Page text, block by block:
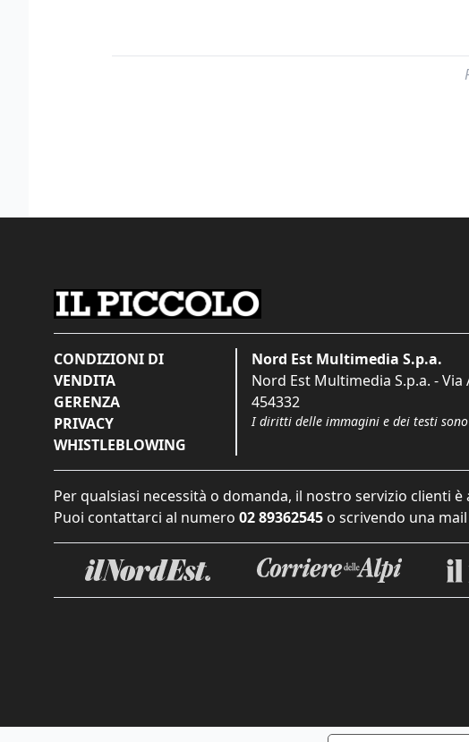
CONDIZIONI DI
VENDITA
GERENZA
PRIVACY
WHISTLEBLOWING
Nord Est Multimedia S.p.a.
Nord Est Multimedia S.p.a. - Via
454332
I diritti delle immagini e dei testi
Per qualsiasi necessità o domanda, il nostro servizio clienti
Puoi contattarci al numero 02 89362545 o scrivendo una mail